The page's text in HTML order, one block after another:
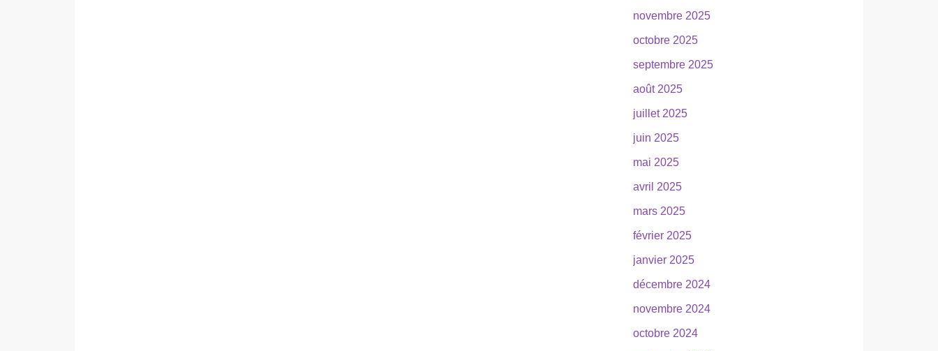
novembre 2025
octobre 2025
septembre 2025
août 2025
juillet 2025
juin 2025
mai 2025
avril 2025
mars 2025
février 2025
janvier 2025
décembre 2024
novembre 2024
octobre 2024